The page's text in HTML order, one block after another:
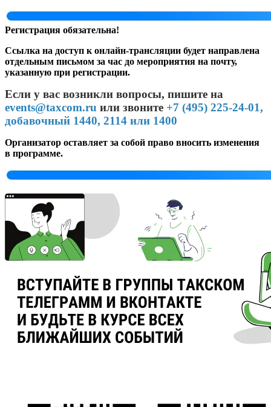
Регистрация обязательна!
Ссылка на доступ к онлайн-трансляции будет направлена
отдельным письмом за час до мероприятия на почту,
указанную при регистрации.
Если у вас возникли вопросы, пишите на
events@taxcom.ru или звоните +7 (495) 225-24-01,
добавочный 1440, 2114 или 1400
Организатор оставляет за собой право вносить изменения
в программе.